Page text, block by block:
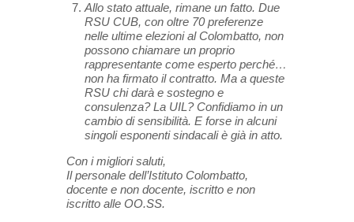
Allo stato attuale, rimane un fatto. Due
RSU CUB, con oltre 70 preferenze
nelle ultime elezioni al Colombatto, non
possono chiamare un proprio
rappresentante come esperto perché…
non ha firmato il contratto. Ma a queste
RSU chi darà e sostegno e
consulenza? La UIL? Confidiamo in un
cambio di sensibilità. E forse in alcuni
singoli esponenti sindacali è già in atto.
Con i migliori saluti,
Il personale dell’Istituto Colombatto,
docente e non docente, iscritto e non
iscritto alle OO.SS.